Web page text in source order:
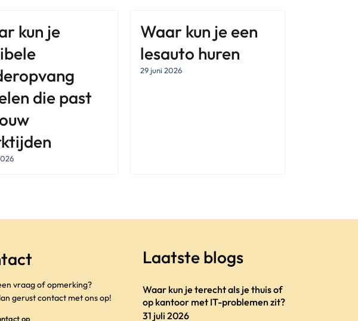
kun je
die past
Waar kun je een
lesauto huren
29 juni 2026
vraag of opmerking?
gerust contact met ons op!
op
Laatste blogs
Waar kun je terecht als je thuis of
op kantoor met IT-problemen zit?
31 juli 2026